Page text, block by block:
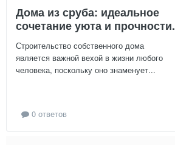
Дома из сруба: идеальное
сочетание уюта и прочности.
Строительство собственного дома
является важной вехой в жизни любого
человека, поскольку оно знаменует...
0 ответов